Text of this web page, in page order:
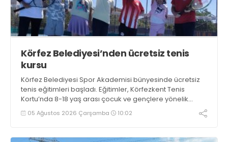
Körfez Belediyesi’nden ücretsiz tenis
kursu
Körfez Belediyesi Spor Akademisi bünyesinde ücretsiz
tenis eğitimleri başladı. Eğitimler, Körfezkent Tenis
Kortu’nda 8-18 yaş arası çocuk ve gençlere yönelik
düzenleniyor
05 Ağustos 2026 Çarşamba 10:02